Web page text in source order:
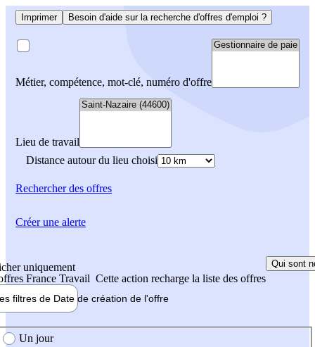
Imprimer Besoin d'aide sur la recherche d'offres d'emploi ?
Métier, compétence, mot-clé, numéro d'offre
Lieu de travail
Distance autour du lieu choisi
Rechercherdes offres
uniquement
France Travail Cette action recharge la liste des offres
Qui sont
filtres de Date de création de l'offre
création de l'offre
Un jour
Créer une alerte